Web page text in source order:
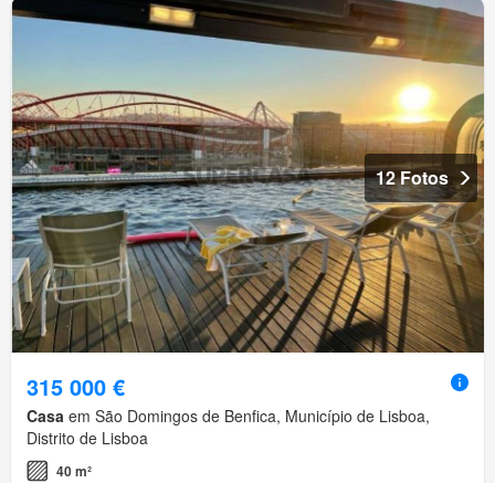
12 Fotos
315 000 €
Casa em São Domingos de Benfica, Município de Lisboa,
Distrito de Lisboa
40 m²